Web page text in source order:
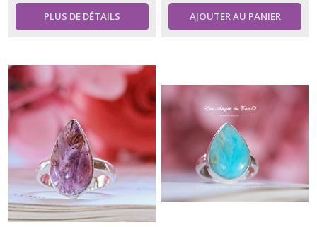
PLUS DE DÉTAILS AJOUTER AU PANIER